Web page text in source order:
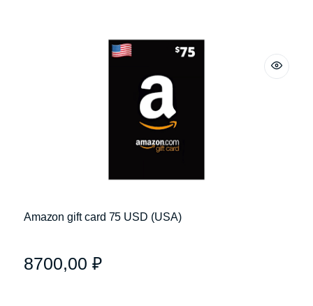
Amazon gift card 75 USD (USA)
8700,00 ₽